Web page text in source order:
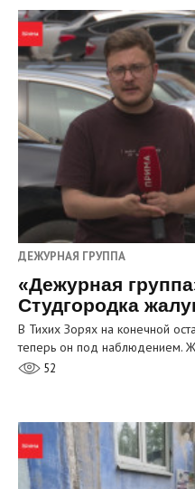
ДЕЖУРНАЯ ГРУППА
«Дежурная
Студгородка
В Тихих Зорях на конечной
теперь он под наблюдением.
52